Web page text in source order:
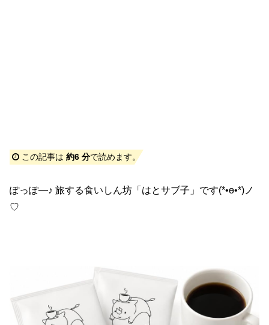
この記事は約6 分で読めます。
ぽっぽ―♪ 旅する食いしん坊「はとサブ子」です(*•ө•*)ノ
♡